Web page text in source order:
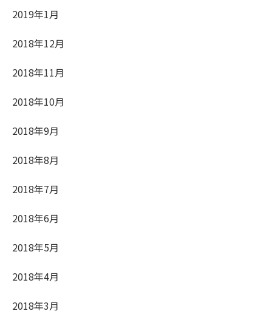
2019年1月
2018年12月
2018年11月
2018年10月
2018年9月
2018年8月
2018年7月
2018年6月
2018年5月
2018年4月
2018年3月